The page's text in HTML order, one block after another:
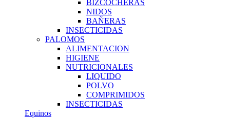
BIZCOCHERAS
NIDOS
BAÑERAS
INSECTICIDAS
PALOMOS
ALIMENTACION
HIGIENE
NUTRICIONALES
LIQUIDO
POLVO
COMPRIMIDOS
INSECTICIDAS
Equinos